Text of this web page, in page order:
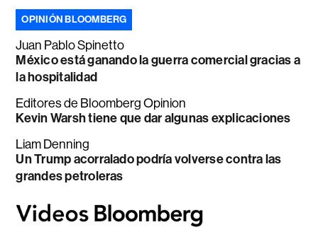
OPINIÓN BLOOMBERG
Juan Pablo Spinetto
México está ganando la guerra comercial gracias a
la hospitalidad
Editores de Bloomberg Opinion
Kevin Warsh tiene que dar algunas explicaciones
Liam Denning
Un Trump acorralado podría volverse contra las
grandes petroleras